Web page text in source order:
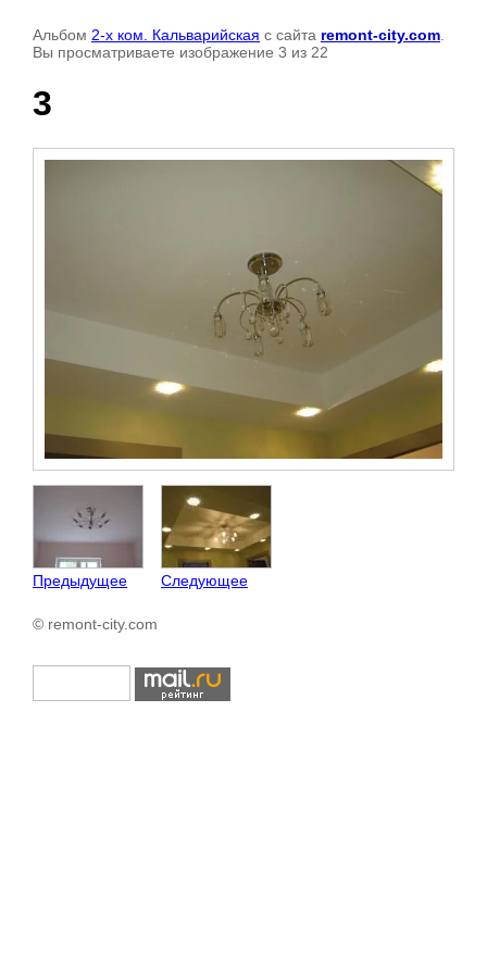
Альбом 2-х ком. Кальварийская с сайта remont-city.com
Вы просматриваете изображение 3 из 22
3
Предыдущее Следующее
© remont-city.com